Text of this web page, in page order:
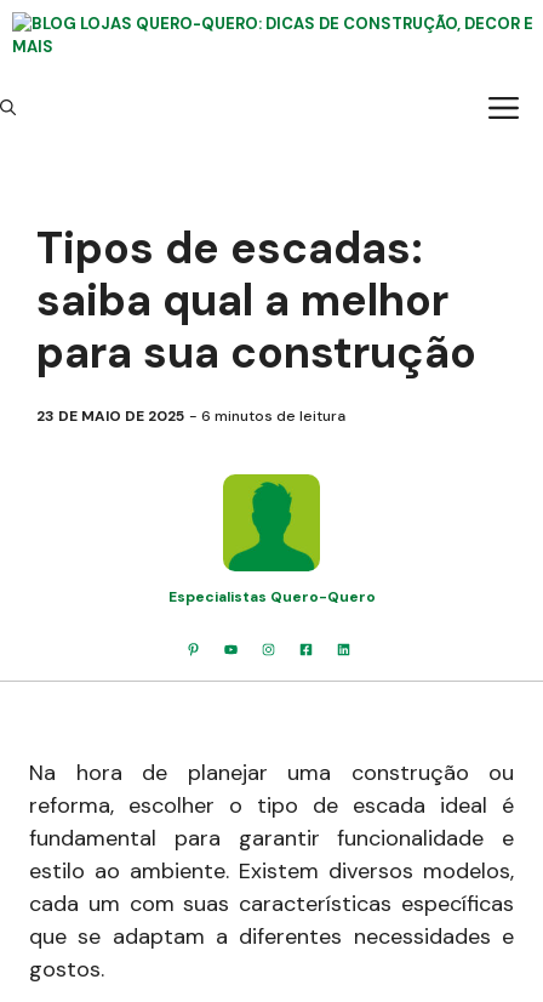
Pular
para
conteúdo
Tipos de escadas:
saiba qual a melhor
para sua construção
23 DE MAIO DE 2025 6 minutos de leitura
Especialistas Quero-Quero
Na hora de planejar uma construção ou
reforma, escolher o tipo de escada ideal é
fundamental para garantir funcionalidade e
estilo ao ambiente. Existem diversos modelos,
cada um com suas características específicas
que se adaptam a diferentes necessidades e
gostos.